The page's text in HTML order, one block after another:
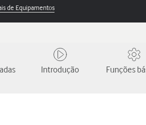
de Equipamentos
Introdução Funções